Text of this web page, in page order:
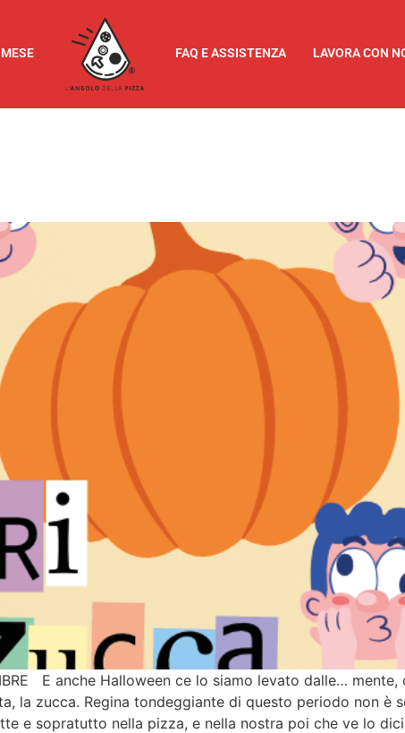
FAQ E ASSISTENZA LAVORA CON
E anche Halloween ce lo siamo levato dalle…
la zucca. Regina tondeggiante di questo periodo non è
e sopratutto nella pizza, e nella nostra poi che ve lo